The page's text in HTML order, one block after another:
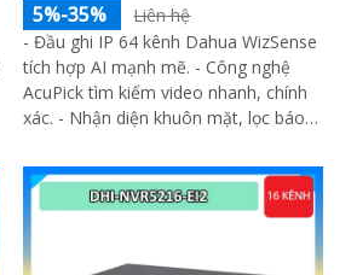
5%-35%
Liên hệ
- Đầu ghi IP 64 kênh Dahua WizSense
tích hợp AI mạnh mẽ. - Công nghệ
AcuPick tìm kiếm video nhanh, chính
xác. - Nhận diện khuôn mặt, lọc báo